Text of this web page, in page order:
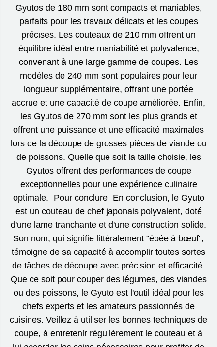
Gyutos de 180 mm sont compacts et maniables,
parfaits pour les travaux délicats et les coupes
précises. Les couteaux de 210 mm offrent un
équilibre idéal entre maniabilité et polyvalence,
convenant à une large gamme de coupes. Les
modèles de 240 mm sont populaires pour leur
longueur supplémentaire, offrant une portée
accrue et une capacité de coupe améliorée. Enfin,
les Gyutos de 270 mm sont les plus grands et
offrent une puissance et une efficacité maximales
lors de la découpe de grosses pièces de viande ou
de poissons. Quelle que soit la taille choisie, les
Gyutos offrent des performances de coupe
exceptionnelles pour une expérience culinaire
optimale. Pour conclure En conclusion, le Gyuto
est un couteau de chef japonais polyvalent, doté
d'une lame tranchante et d'une construction solide.
Son nom, qui signifie littéralement "épée à bœuf",
témoigne de sa capacité à accomplir toutes sortes
de tâches de découpe avec précision et efficacité.
Que ce soit pour couper des légumes, des viandes
ou des poissons, le Gyuto est l'outil idéal pour les
chefs experts et les amateurs passionnés de
cuisines. Veillez à utiliser les bonnes techniques de
coupe, à entretenir régulièrement le couteau et à